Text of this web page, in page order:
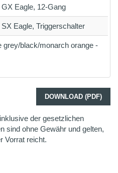
Eagle, 12-Gang
Eagle, Triggerschalter
grey/black/monarch orange -
DOWNLOAD (PDF)
der gesetzlichen
sind ohne Gewähr und gelten,
Vorrat reicht.